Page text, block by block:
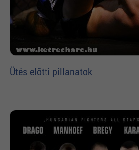
Ütés elõtti pillanatok